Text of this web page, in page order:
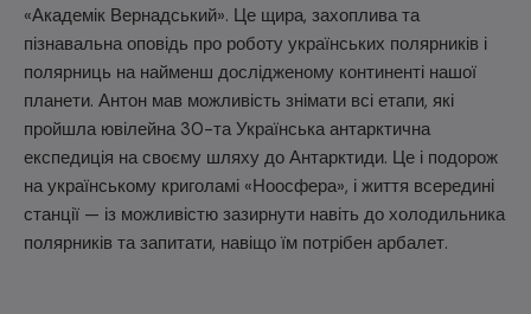
«Академік Вернадський». Це щира, захоплива та
пізнавальна оповідь про роботу українських полярників і
полярниць на найменш дослідженому континенті нашої
планети. Антон мав можливість знімати всі етапи, які
пройшла ювілейна 30-та Українська антарктична
експедиція на своєму шляху до Антарктиди. Це і подорож
на українському криголамі «Ноосфера», і життя всередині
станції — із можливістю зазирнути навіть до холодильника
полярників та запитати, навіщо їм потрібен арбалет.